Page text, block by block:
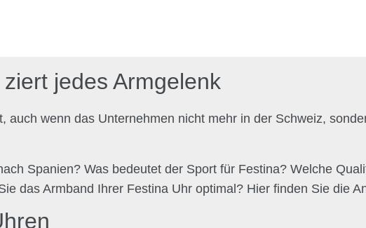
jedes Armgelenk
auch wenn das Unternehmen nicht mehr in der Schweiz,
Spanien? Was bedeutet der Sport für Festina? Welche
das Armband Ihrer Festina Uhr optimal? Hier finden Sie die